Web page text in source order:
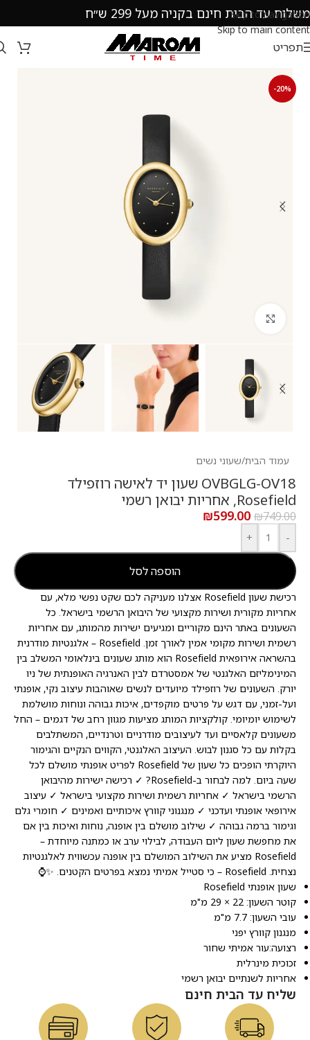
Skip to navigation
Skip to main content
משלוח עד הבית חינם בקניה מעל 299 ש״ח
תפריט
עמוד הבית/שעוני נשים
OVBGLG-OV18 שעון יד לאישה רוזפילד
Rosefield, אחריות יבואן רשמי
₪749.00
₪599.00
-
+
הוספה לסל
רכישת שעון Rosefield אצלנו מעניקה לכם שקט נפשי מלא, עם
אחריות מקורית ושירות מקצועי של היבואן הרשמי בישראל. כל
השעונים באתר הינם מקוריים ומגיעים ישירות מהמותג, עם אחריות
רשמית ושירות מקומי אמין לאורך זמן. Rosefield – אלגנטיות מודרנית
בהשראה אירופאית Rosefield הוא מותג שעונים בינלאומי המשלב בין
המינימליזם האלגנטי של אמסטרדם לבין האנרגיה האופנתית של ניו
יורק. השעונים של רוזפילד מיועדים לנשים שאוהבות עיצוב נקי, אופנתי
ועל-זמני, עם דגש על פרטים מוקפדים, איכות גבוהה ונוחות מושלמת
לשימוש יומיומי. קולקציות המותג מציעות מגוון רחב של דגמים – החל
משעונים קלאסיים ועד לעיצובים מודרניים וטרנדיים, המשתלבים
בקלות עם כל סגנון לבוש. העיצוב האלגנטי, הקווים הנקיים והגימור
היוקרתי הופכים כל שעון של Rosefield לפריט אופנתי מושלם לכל
שעה ביום. למה לבחור ב-Rosefield? ✓ רכישה ישירות מהיבואן
הרשמי בישראל ✓ אחריות רשמית ושירות מקצועי בישראל ✓ עיצוב
אירופאי אופנתי ועדכני ✓ מנגנוני קוורץ איכותיים ואמינים ✓ חומרי גלם
וגימור ברמה גבוהה ✓ שילוב מושלם בין אופנה, נוחות ואיכות בין אם
את מחפשת שעון ליום העבודה, לבילוי ערב או כמתנה מיוחדת –
Rosefield מציע את השילוב המושלם בין אופנה עכשווית לאלגנטיות
נצחית. Rosefield – כי סטייל אמיתי נמצא בפרטים הקטנים. ✨⌚
שעון אופנתי Rosefield
קוטר השעון: 22 × 29 מ"מ
עובי השעון: 7.7 מ"מ
מנגנון קוורץ יפני
רצועה:עור אמיתי שחור
זכוכית מינרלית
אחריות לשנתיים יבואן רשמי
שליח עד הבית חינם
-20%